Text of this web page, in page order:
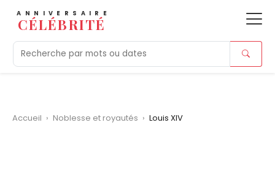
ANNIVERSAIRE
CÉLÉBRITÉ
Aujourd'hui Tendances Morts
Accueil › Noblesse et royautés › Louis XIV